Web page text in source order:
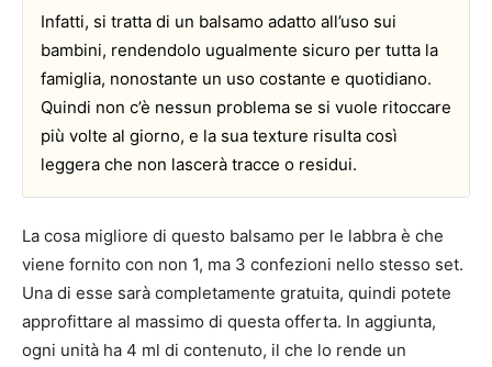
Infatti, si tratta di un balsamo adatto all’uso sui
bambini, rendendolo ugualmente sicuro per tutta la
famiglia, nonostante un uso costante e quotidiano.
Quindi non c’è nessun problema se si vuole ritoccare
più volte al giorno, e la sua texture risulta così
leggera che non lascerà tracce o residui.
La cosa migliore di questo balsamo per le labbra è che
viene fornito con non 1, ma 3 confezioni nello stesso set.
Una di esse sarà completamente gratuita, quindi potete
approfittare al massimo di questa offerta. In aggiunta,
ogni unità ha 4 ml di contenuto, il che lo rende un